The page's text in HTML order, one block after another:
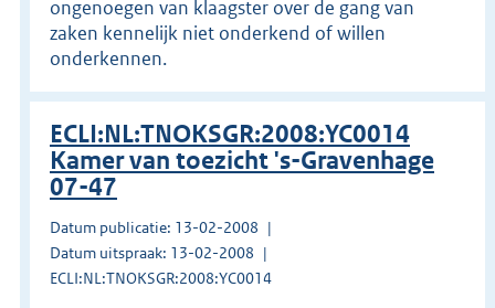
ongenoegen van klaagster over de gang van
zaken kennelijk niet onderkend of willen
onderkennen.
ECLI:NL:TNOKSGR:2008:YC0014
Kamer van toezicht 's-Gravenhage
07-47
Datum publicatie: 13-02-2008
Datum uitspraak: 13-02-2008
ECLI:NL:TNOKSGR:2008:YC0014